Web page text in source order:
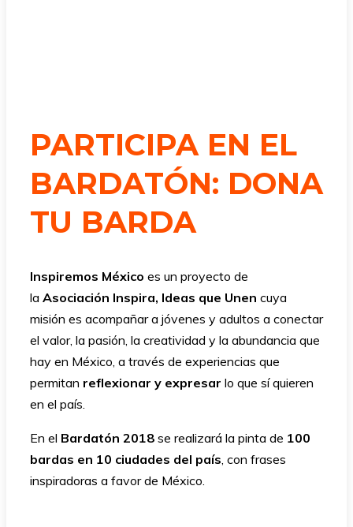
PARTICIPA EN EL
BARDATÓN: DONA
TU BARDA
Inspiremos México es un proyecto de
la Asociación Inspira, Ideas que Unen cuya
misión es acompañar a jóvenes y adultos a conectar
el valor, la pasión, la creatividad y la abundancia que
hay en México, a través de experiencias que
permitan reflexionar y expresar lo que sí quieren
en el país.
En el Bardatón 2018 se realizará la pinta de 100
bardas en 10 ciudades del país, con frases
inspiradoras a favor de México.